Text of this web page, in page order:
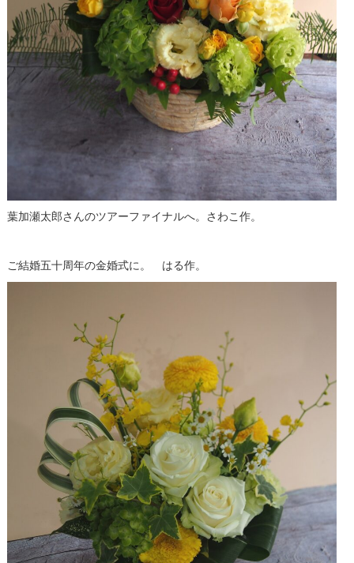
葉加瀬太郎さんのツアーファイナルへ。さわこ作。
ご結婚五十周年の金婚式に。 はる作。